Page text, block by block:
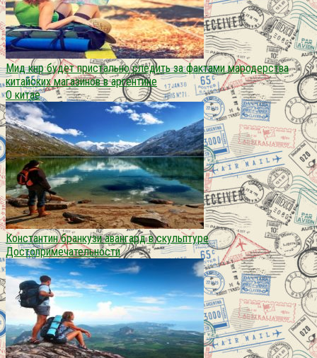
Мид кнр будет пристально следить за фактами мародерства
китайских магазинов в аргентине
О китае
Константин бранкузи авангард в скульптуре
Достопримечательности